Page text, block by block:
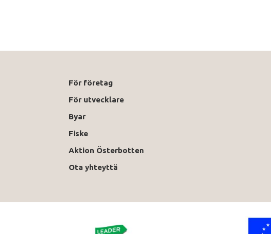
För företag
För utvecklare
Byar
Fiske
Aktion Österbotten
Ota yhteyttä